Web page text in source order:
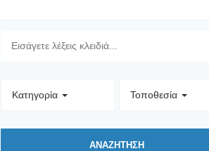
Κατηγορία Τοποθεσία